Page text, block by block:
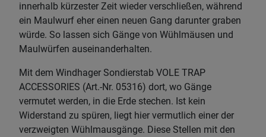
innerhalb kürzester Zeit wieder verschließen, während
ein Maulwurf eher einen neuen Gang darunter graben
würde. So lassen sich Gänge von Wühlmäusen und
Maulwürfen auseinanderhalten.
Mit dem Windhager Sondierstab VOLE TRAP
ACCESSORIES (Art.-Nr. 05316) dort, wo Gänge
vermutet werden, in die Erde stechen. Ist kein
Widerstand zu spüren, liegt hier vermutlich einer der
verzweigten Wühlmausgänge. Diese Stellen mit den